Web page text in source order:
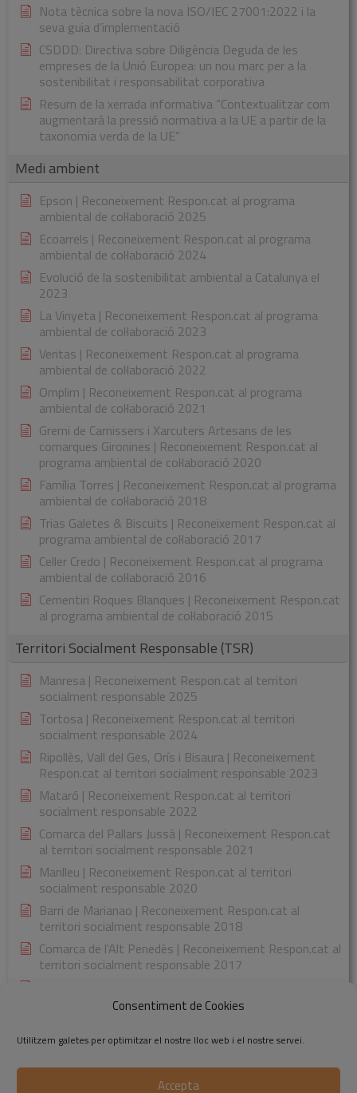
Consentiment de Cookies
Utilitzem galetes per optimitzar el nostre lloc web i el nostre servei.
Accepta
Nota tècnica sobre la nova ISO/IEC 27001:2022 i la
seva guia d’implementació
CSDDD: Directiva sobre Diligència Deguda de les
empreses de la Unió Europea: un nou marc per a la
sostenibilitat i responsabilitat corporativa
Resum de la xerrada informativa “Contextualitzar com
augmentarà la pressió normativa a la UE a partir de la
taxonomia verda de la UE”
Medi ambient
Epson | Reconeixement Respon.cat al programa
ambiental de col·laboració 2025
Ecoarrels | Reconeixement Respon.cat al programa
ambiental de col·laboració 2024
Evolució de la sostenibilitat ambiental a Catalunya el
2023
La Vinyeta | Reconeixement Respon.cat al programa
ambiental de col·laboració 2023
Veritas | Reconeixement Respon.cat al programa
ambiental de col·laboració 2022
Omplim | Reconeixement Respon.cat al programa
ambiental de col·laboració 2021
Gremi de Carnissers i Xarcuters Artesans de les
comarques Gironines | Reconeixement Respon.cat al
programa ambiental de col·laboració 2020
Família Torres | Reconeixement Respon.cat al programa
ambiental de col·laboració 2018
Trias Galetes & Biscuits | Reconeixement Respon.cat al
programa ambiental de col·laboració 2017
Celler Credo | Reconeixement Respon.cat al programa
ambiental de col·laboració 2016
Cementiri Roques Blanques | Reconeixement Respon.cat
al programa ambiental de col·laboració 2015
Territori Socialment Responsable (TSR)
Manresa | Reconeixement Respon.cat al territori
socialment responsable 2025
Tortosa | Reconeixement Respon.cat al territori
socialment responsable 2024
Ripollès, Vall del Ges, Orís i Bisaura | Reconeixement
Respon.cat al territori socialment responsable 2023
Mataró | Reconeixement Respon.cat al territori
socialment responsable 2022
Comarca del Pallars Jussà | Reconeixement Respon.cat
al territori socialment responsable 2021
Manlleu | Reconeixement Respon.cat al territori
socialment responsable 2020
Barri de Marianao | Reconeixement Respon.cat al
territori socialment responsable 2018
Comarca de l'Alt Penedès | Reconeixement Respon.cat al
territori socialment responsable 2017
territori socialment responsable 2015